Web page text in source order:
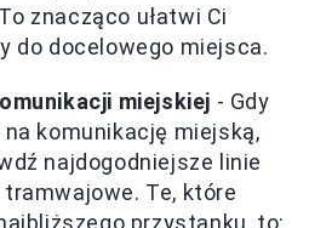
znacząco ułatwi Ci
do docelowego miejsca.
miejskiej - Gdy
komunikację miejską,
najdogodniejsze linie
Te, które
przystanku, to: